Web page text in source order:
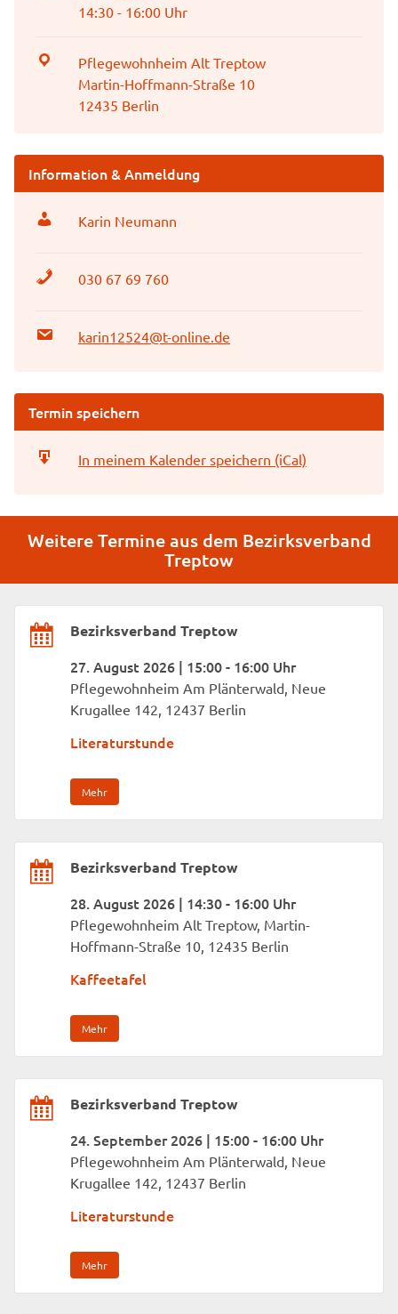
14:30 - 16:00 Uhr
Pflegewohnheim Alt Treptow
Martin-Hoffmann-Straße 10
12435 Berlin
Information & Anmeldung
Karin Neumann
030 67 69 760
karin12524@t-online.de
Termin speichern
In meinem Kalender speichern (iCal)
Weitere Termine aus dem Bezirksverband
Treptow
Bezirksverband Treptow
27. August 2026 | 15:00 - 16:00 Uhr
Pflegewohnheim Am Plänterwald, Neue
Krugallee 142, 12437 Berlin
Literaturstunde
Mehr
Bezirksverband Treptow
28. August 2026 | 14:30 - 16:00 Uhr
Pflegewohnheim Alt Treptow, Martin-
Hoffmann-Straße 10, 12435 Berlin
Kaffeetafel
Mehr
Bezirksverband Treptow
24. September 2026 | 15:00 - 16:00 Uhr
Pflegewohnheim Am Plänterwald, Neue
Krugallee 142, 12437 Berlin
Literaturstunde
Mehr